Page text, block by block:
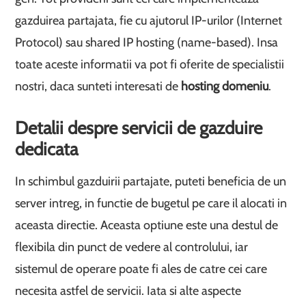
gazduirea partajata, fie cu ajutorul IP-urilor (Internet
Protocol) sau shared IP hosting (name-based). Insa
toate aceste informatii va pot fi oferite de specialistii
nostri, daca sunteti interesati de hosting domeniu.
Detalii despre servicii de gazduire
dedicata
In schimbul gazduirii partajate, puteti beneficia de un
server intreg, in functie de bugetul pe care il alocati in
aceasta directie. Aceasta optiune este una destul de
flexibila din punct de vedere al controlului, iar
sistemul de operare poate fi ales de catre cei care
necesita astfel de servicii. Iata si alte aspecte